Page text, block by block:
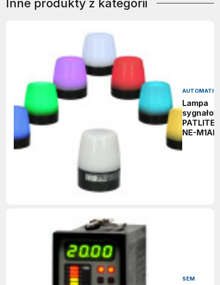
Inne produkty z kategorii
Lampa
PATLITE
NE-
SEM